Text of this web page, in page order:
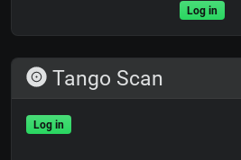
Log in
Tango Scan
Log in